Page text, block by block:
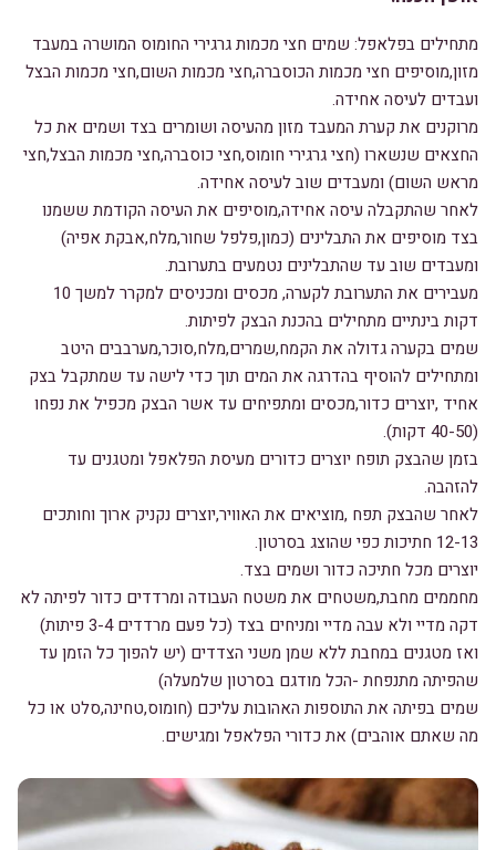
מתחילים בפלאפל: שמים חצי מכמות גרגירי החומוס המושרה במעבד
מזון,מוסיפים חצי מכמות הכוסברה,חצי מכמות השום,חצי מכמות הבצל
ועבדים לעיסה אחידה.
מרוקנים את קערת המעבד מזון מהעיסה ושומרים בצד ושמים את כל
החצאים שנשארו (חצי גרגירי חומוס,חצי כוסברה,חצי מכמות הבצל,חצי
מראש השום) ומעבדים שוב לעיסה אחידה.
לאחר שהתקבלה עיסה אחידה,מוסיפים את העיסה הקודמת ששמנו
בצד מוסיפים את התבלינים (כמון,פלפל שחור,מלח,אבקת אפיה)
ומעבדים שוב עד שהתבלינים נטמעים בתערובת.
מעבירים את התערובת לקערה, מכסים ומכניסים למקרר למשך 10
דקות בינתיים מתחילים בהכנת הבצק לפיתות.
שמים בקערה גדולה את הקמח,שמרים,מלח,סוכר,מערבבים היטב
ומתחילים להוסיף בהדרגה את המים תוך כדי לישה עד שמתקבל בצק
אחיד ,יוצרים כדור,מכסים ומתפיחים עד אשר הבצק מכפיל את נפחו
(40-50 דקות).
בזמן שהבצק תופח יוצרים כדורים מעיסת הפלאפל ומטגנים עד
להזהבה.
לאחר שהבצק תפח ,מוציאים את האוויר,יוצרים נקניק ארוך וחותכים
12-13 חתיכות כפי שהוצג בסרטון.
יוצרים מכל חתיכה כדור ושמים בצד.
מחממים מחבת,משטחים את משטח העבודה ומרדדים כדור לפיתה לא
דקה מדיי ולא עבה מדיי ומניחים בצד (כל פעם מרדדים 3-4 פיתות)
ואז מטגנים במחבת ללא שמן משני הצדדים (יש להפוך כל הזמן עד
שהפיתה מתנפחת -הכל מודגם בסרטון שלמעלה)
שמים בפיתה את התוספות האהובות עליכם (חומוס,טחינה,סלט או כל
מה שאתם אוהבים) את כדורי הפלאפל ומגישים.